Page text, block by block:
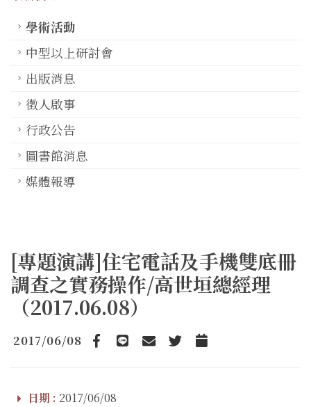
學術活動
中型以上研討會
出版消息
徵人啟事
行政公告
圖書館消息
媒體報導
[專題演講]住宅電話及手機雙底冊
調查之實務操作/高世垣總經理
（2017.06.08）
2017/06/08
Facebook
line emailTwitterAdd to Calendar
日期 : 2017/06/08